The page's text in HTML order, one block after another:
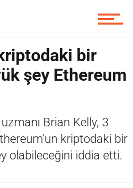
bir
şey Ethereum
Brian Kelly, 3
kriptodaki bir
olabileceğini iddia etti.